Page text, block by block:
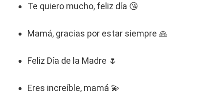
Te quiero mucho, feliz día 😘
Mamá, gracias por estar siempre 🙏
Feliz Día de la Madre 🌷
Eres increíble, mamá 💫